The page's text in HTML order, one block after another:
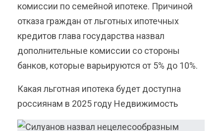
комиссии по семейной ипотеке. Причиной
отказа граждан от льготных ипотечных
кредитов глава государства назвал
дополнительные комиссии со стороны
банков, которые варьируются от 5% до 10%.
Какая льготная ипотека будет доступна
россиянам в 2025 году Недвижимость